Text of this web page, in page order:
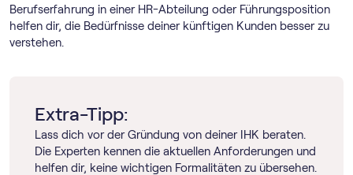
Berufserfahrung in einer HR-Abteilung oder Führungsposition
helfen dir, die Bedürfnisse deiner künftigen Kunden besser zu
verstehen.
Extra-Tipp:
Lass dich vor der Gründung von deiner IHK beraten.
Die Experten kennen die aktuellen Anforderungen und
helfen dir, keine wichtigen Formalitäten zu übersehen.